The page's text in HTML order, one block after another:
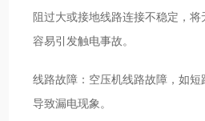
阻过大或接地线路连接不稳定，将
容易引发触电事故。
线路故障：空压机线路故障，如
导致漏电现象。